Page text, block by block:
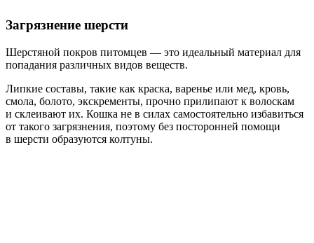
Загрязнение шерсти
Шерстяной покров питомцев — это идеальный материал для
попадания различных видов веществ.
Липкие составы, такие как краска, варенье или мед, кровь,
смола, болото, экскременты, прочно прилипают к волоскам
и склеивают их. Кошка не в силах самостоятельно избавиться
от такого загрязнения, поэтому без посторонней помощи
в шерсти образуются колтуны.